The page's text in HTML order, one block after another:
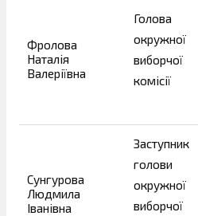
Фролова
Наталія
Валеріївна
Голова
окружної
виборчої
комісії
Сунгурова
Людмила
Іванівна
Заступник
голови
окружної
виборчої